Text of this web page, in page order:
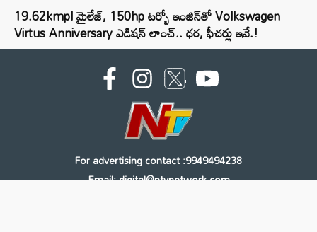
19.62kmpl మైలేజ్, 150hp టర్బో ఇంజిన్‌తో Volkswagen
Virtus Anniversary ఎడిషన్ లాంచ్.. ధర, ఫీచర్లు ఇవే.!
For advertising contact :9949494238
Email: digital@ntvnetwork.com